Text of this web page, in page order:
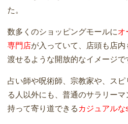
た。
数多くのショッピングモールにオ
専門店が入っていて、店頭も店
渡せるような開放的なイメージで
占い師や呪術師、宗教家や、ス
る人以外にも、普通のサラリー
持って寄り道できる カジュアル